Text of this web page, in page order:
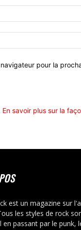
pour la
En savoir plus sur la
est un magazine sur
les styles de rock
en passant par le punk,